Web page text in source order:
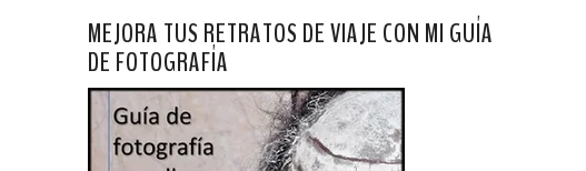
MEJORA TUS RETRATOS DE VIAJE CON MI GUÍA
DE FOTOGRAFÍA